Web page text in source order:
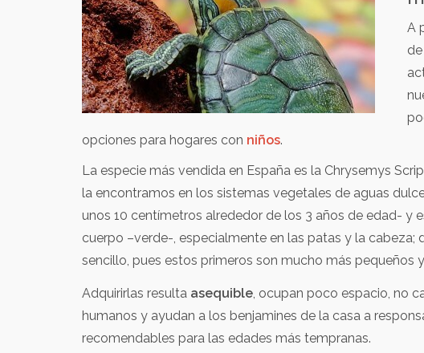
A
opciones para hogares con niños.
La especie más vendida en España es la Chrysemys
la encontramos en los sistemas vegetales de aguas
unos 10 centímetros alrededor de los 3 años de edad- y
cuerpo –verde-, especialmente en las patas y la cabeza;
sencillo, pues estos primeros son mucho más pequeños
Adquirirlas resulta asequible, ocupan poco espacio, no
humanos y ayudan a los benjamines de la casa a
recomendables para las edades más tempranas.